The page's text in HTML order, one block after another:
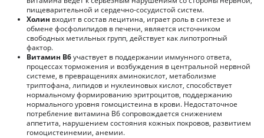
пищеварительной и сердечно-сосудистой систем.
Холин входит в состав лецитина, играет роль в синтезе и
обмене фосфолипидов в печени, является источником
свободных метильных групп, действует как липотропный
фактор.
Витамин В6участвует в поддержании иммунного ответа,
процессах торможения и возбуждения в центральной нервной
системе, в превращениях аминокислот, метаболизме
триптофана, липидов и нуклеиновых кислот, способствует
нормальному формированию эритроцитов, поддержанию
нормального уровня гомоцистеина в крови. Недостаточное
потребление витамина В6 сопровождается снижением
аппетита, нарушением состояния кожных покровов, развитием
гомоцистеинемии, анемии.